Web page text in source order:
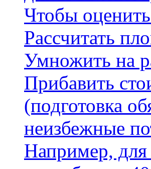
Чтобы
Рассчитать
Умножить на
Прибавить
(подготовка
неизбежные
Например, для